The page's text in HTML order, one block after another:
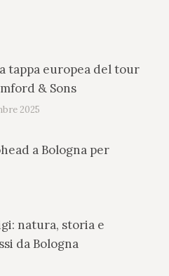
tappa europea del tour
& Sons
2025
a Bologna per
natura, storia e
da Bologna